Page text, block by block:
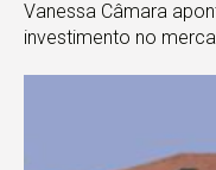
Vanessa Câmara
investimento no